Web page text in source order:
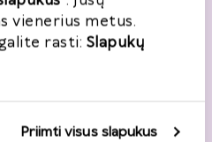
vienerius metus.
rasti: Slapukų
Priimti visus slapukus